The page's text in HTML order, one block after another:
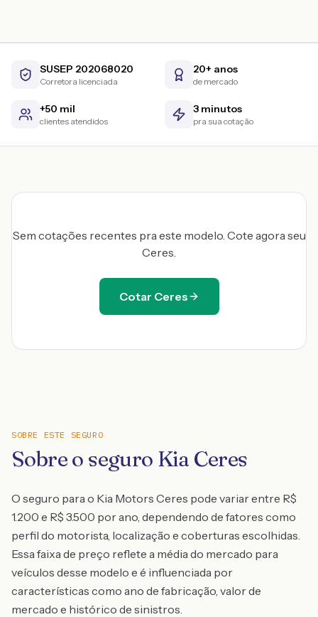
SUSEP 202068020
Corretora licenciada
20+ anos
de mercado
+50 mil
clientes atendidos
3 minutos
pra sua cotação
Sem cotações recentes pra este modelo. Cote agora seu
Ceres.
Cotar Ceres
SOBRE ESTE SEGURO
Sobre o seguro Kia Ceres
O seguro para o Kia Motors Ceres pode variar entre R$
1.200 e R$ 3.500 por ano, dependendo de fatores como
perfil do motorista, localização e coberturas escolhidas.
Essa faixa de preço reflete a média do mercado para
veículos desse modelo e é influenciada por
características como ano de fabricação, valor de
mercado e histórico de sinistros.